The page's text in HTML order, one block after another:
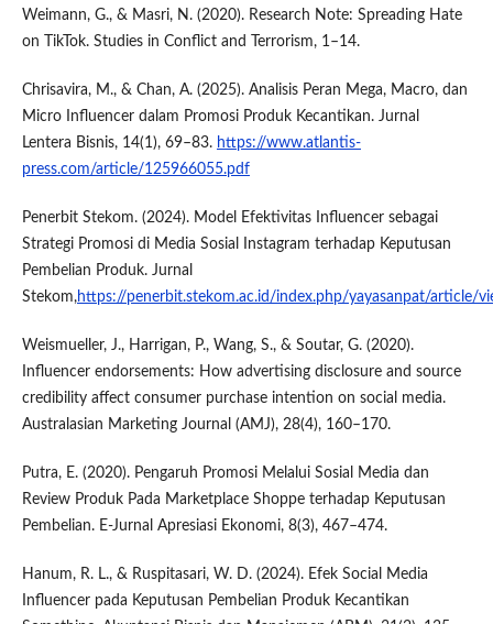
Weimann, G., & Masri, N. (2020). Research Note: Spreading Hate
on TikTok. Studies in Conflict and Terrorism, 1–14.
Chrisavira, M., & Chan, A. (2025). Analisis Peran Mega, Macro, dan
Micro Influencer dalam Promosi Produk Kecantikan. Jurnal
Lentera Bisnis, 14(1), 69–83. https://www.atlantis-
press.com/article/125966055.pdf
Penerbit Stekom. (2024). Model Efektivitas Influencer sebagai
Strategi Promosi di Media Sosial Instagram terhadap Keputusan
Pembelian Produk. Jurnal
Stekom,https://penerbit.stekom.ac.id/index.php/yayasanpat/article/
Weismueller, J., Harrigan, P., Wang, S., & Soutar, G. (2020).
Influencer endorsements: How advertising disclosure and source
credibility affect consumer purchase intention on social media.
Australasian Marketing Journal (AMJ), 28(4), 160–170.
Putra, E. (2020). Pengaruh Promosi Melalui Sosial Media dan
Review Produk Pada Marketplace Shoppe terhadap Keputusan
Pembelian. E-Jurnal Apresiasi Ekonomi, 8(3), 467–474.
Hanum, R. L., & Ruspitasari, W. D. (2024). Efek Social Media
Influencer pada Keputusan Pembelian Produk Kecantikan